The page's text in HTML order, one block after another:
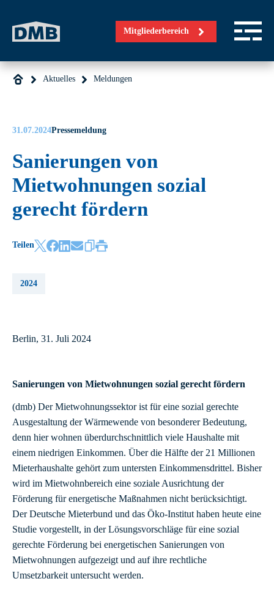
Mitgliederbereich
Aktuelles Meldungen
31.07.2024Pressemeldung
Sanierungen von
Mietwohnungen sozial
gerecht fördern
Teilen
2024
Berlin, 31. Juli 2024
Sanierungen von Mietwohnungen sozial gerecht fördern
(dmb) Der Mietwohnungssektor ist für eine sozial gerechte
Ausgestaltung der Wärmewende von besonderer Bedeutung,
denn hier wohnen überdurchschnittlich viele Haushalte mit
einem niedrigen Einkommen. Über die Hälfte der 21 Millionen
Mieterhaushalte gehört zum untersten Einkommensdrittel. Bisher
wird im Mietwohnbereich eine soziale Ausrichtung der
Förderung für energetische Maßnahmen nicht berücksichtigt.
Der Deutsche Mieterbund und das Öko-Institut haben heute eine
Studie vorgestellt, in der Lösungsvorschläge für eine sozial
gerechte Förderung bei energetischen Sanierungen von
Mietwohnungen aufgezeigt und auf ihre rechtliche
Umsetzbarkeit untersucht werden.